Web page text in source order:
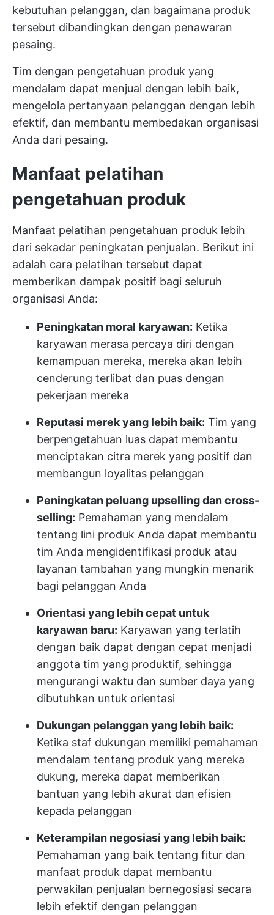
kebutuhan pelanggan, dan bagaimana produk
tersebut dibandingkan dengan penawaran
pesaing.
Tim dengan pengetahuan produk yang
mendalam dapat menjual dengan lebih baik,
mengelola pertanyaan pelanggan dengan lebih
efektif, dan membantu membedakan organisasi
Anda dari pesaing.
Manfaat pelatihan
pengetahuan produk
Manfaat pelatihan pengetahuan produk lebih
dari sekadar peningkatan penjualan. Berikut ini
adalah cara pelatihan tersebut dapat
memberikan dampak positif bagi seluruh
organisasi Anda:
Peningkatan moral karyawan: Ketika
karyawan merasa percaya diri dengan
kemampuan mereka, mereka akan lebih
cenderung terlibat dan puas dengan
pekerjaan mereka
Reputasi merek yang lebih baik: Tim yang
berpengetahuan luas dapat membantu
menciptakan citra merek yang positif dan
membangun loyalitas pelanggan
Peningkatan peluang upselling dan cross-
selling: Pemahaman yang mendalam
tentang lini produk Anda dapat membantu
tim Anda mengidentifikasi produk atau
layanan tambahan yang mungkin menarik
bagi pelanggan Anda
Orientasi yang lebih cepat untuk
karyawan baru: Karyawan yang terlatih
dengan baik dapat dengan cepat menjadi
anggota tim yang produktif, sehingga
mengurangi waktu dan sumber daya yang
dibutuhkan untuk orientasi
Dukungan pelanggan yang lebih baik:
Ketika staf dukungan memiliki pemahaman
mendalam tentang produk yang mereka
dukung, mereka dapat memberikan
bantuan yang lebih akurat dan efisien
kepada pelanggan
Keterampilan negosiasi yang lebih baik:
Pemahaman yang baik tentang fitur dan
manfaat produk dapat membantu
perwakilan penjualan bernegosiasi secara
lebih efektif dengan pelanggan